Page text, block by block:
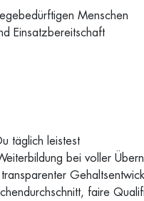
Menschen
Einsatzbereitschaft
täglich leistest
bei voller
faire